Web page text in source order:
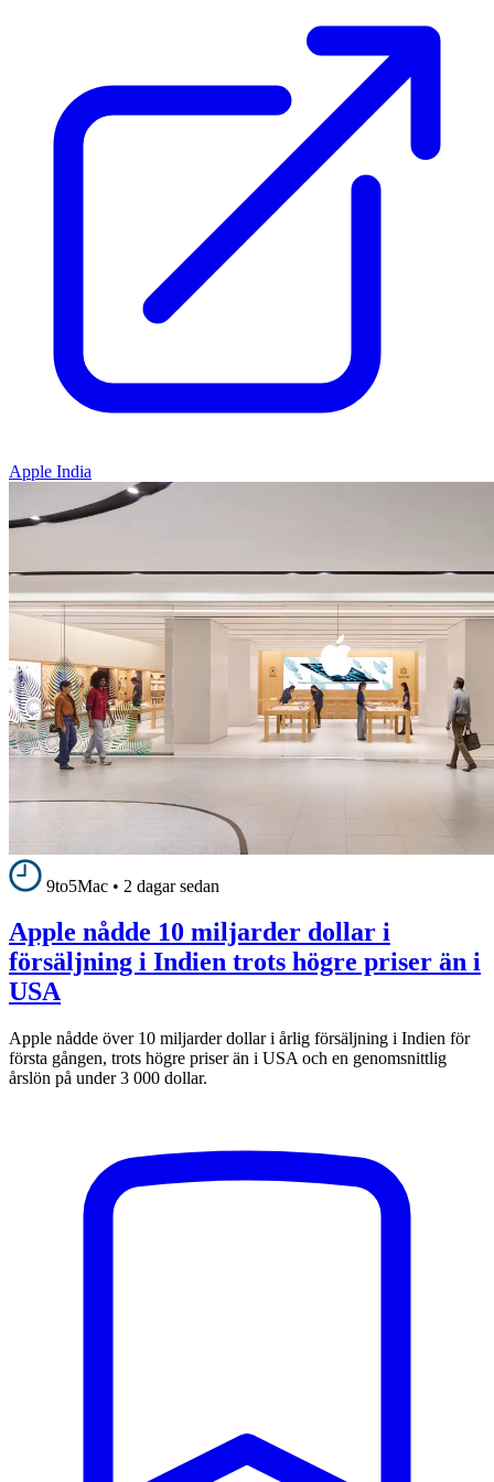
Apple India
9to5Mac • 2 dagar sedan
Apple nådde 10 miljarder dollar i
försäljning i Indien trots högre priser än i
USA
Apple nådde över 10 miljarder dollar i årlig försäljning i Indien för
första gången, trots högre priser än i USA och en genomsnittlig
årslön på under 3 000 dollar.